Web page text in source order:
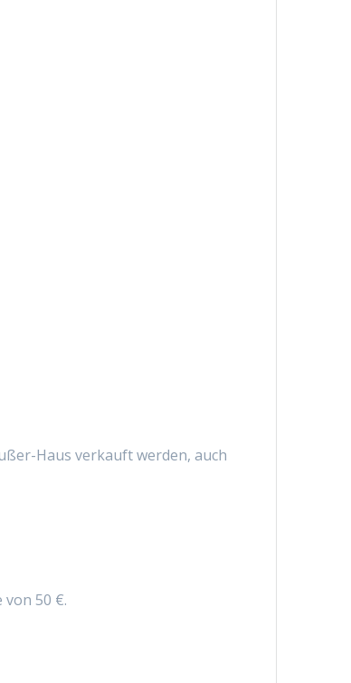
Haus verkauft werden, auch
50 €.